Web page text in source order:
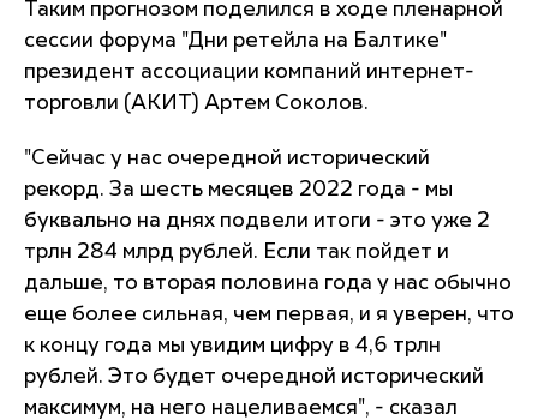
Таким прогнозом поделился в ходе пленарной
сессии форума "Дни ретейла на Балтике"
президент ассоциации компаний интернет-
торговли (АКИТ) Артем Соколов.
"Сейчас у нас очередной исторический
рекорд. За шесть месяцев 2022 года - мы
буквально на днях подвели итоги - это уже 2
трлн 284 млрд рублей. Если так пойдет и
дальше, то вторая половина года у нас обычно
еще более сильная, чем первая, и я уверен, что
к концу года мы увидим цифру в 4,6 трлн
рублей. Это будет очередной исторический
максимум, на него нацеливаемся", - сказал